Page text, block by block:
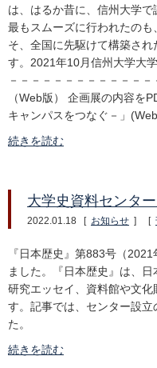
は、はるか昔に、信州大学
最もスムーズに行われたの
そ、全国に先駆けて構築さ
す。2021年10月信州大学大
－－－－－－－－－－－－
（Web版） 企画展の内容を
キャンパスをつなぐ－」
続きを読む
大学史資料センタ
2022.01.18 [ お知らせ ] [
『日本歴史』第883号（
ました。『日本歴史』は、
研究エッセイ、資料館や文
す。記事では、センター設
た
続きを読む